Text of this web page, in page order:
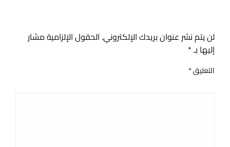
لن يتم نشر عنوان بريدك الإلكتروني. الحقول الإلزامية مشار
إليها بـ*
التعليق*